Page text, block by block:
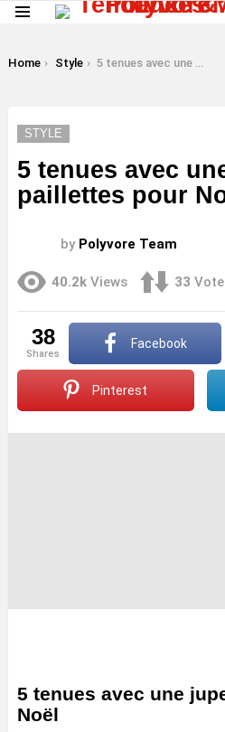
You are here:
Home Style 5 tenues avec une jupe à paillettes pour Noël
STYLE
5 tenues avec
paillettes pour
by Polyvore Team
40.2k Views 33
38
shares
Facebook
Pinterest
5 tenues avec une
Noël